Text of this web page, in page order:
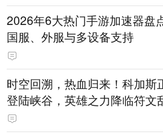
2026年6大热门手游加速器盘
国服、外服与多设备支持
时空回溯，热血归来！科加斯
登陆峡谷，英雄之力降临符文
斗！